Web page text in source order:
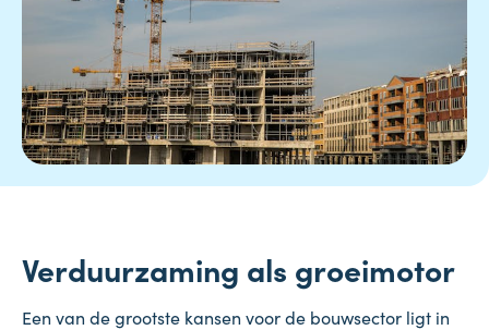
Verduurzaming als groeimotor
Een van de grootste kansen voor de bouwsector ligt in